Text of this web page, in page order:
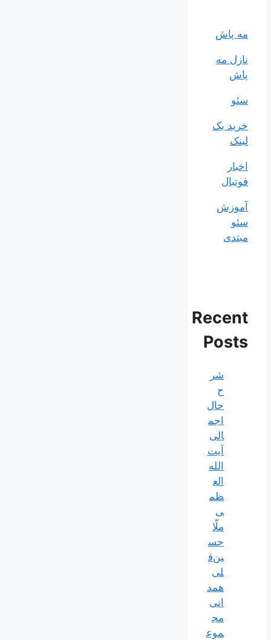
مه پاش
نازل مه
پاش
سئو
خرید بک
لینک
اخبار
فوتبال
آموزش
سئو
مبتدی
Recent
Posts
شر
ح
حال
اجم
الی
آیت‌
الله‌
الع
ظم
ی
ملّا
حس
ین‌ق
لی
همد
انی
مج
موع